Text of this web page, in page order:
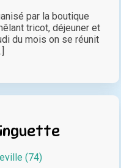
par la boutique
tricot, déjeuner et
du mois on se réunit
(74)